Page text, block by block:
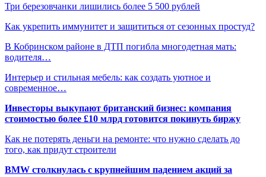
Три березовчанки лишились более 5 500 рублей
Как укрепить иммунитет и защититься от сезонных простуд?
В Кобринском районе в ДТП погибла многодетная мать:
водителя…
Интерьер и стильная мебель: как создать уютное и
современное…
Инвесторы выкупают британский бизнес: компания
стоимостью более £10 млрд готовится покинуть биржу
Как не потерять деньги на ремонте: что нужно сделать до
того, как придут строители
BMW столкнулась с крупнейшим падением акций за